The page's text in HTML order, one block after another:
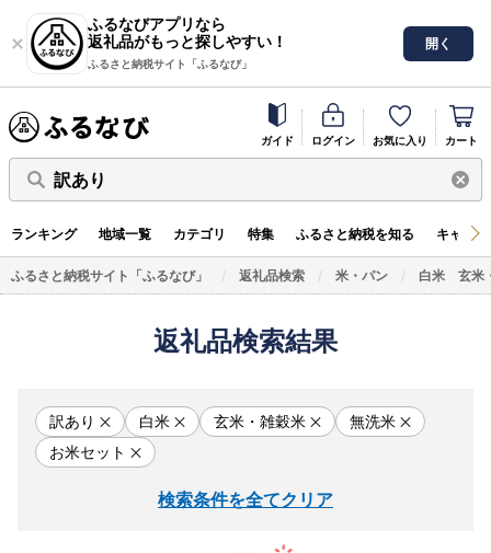
ふるなびアプリなら
返礼品がもっと探しやすい！
ふるさと納税サイト「ふるなび」
開く
ガイド ログイン お気に入り カート
訳あり
ランキング 地域一覧 カテゴリ 特集 ふるさと納税を知る キャン
ふるさと納税サイト「ふるなび」 返礼品検索 米・パン 白米 玄米
返礼品検索結果
訳あり 白米 玄米・雑穀米
無洗米
お米セット
検索条件を全てクリア